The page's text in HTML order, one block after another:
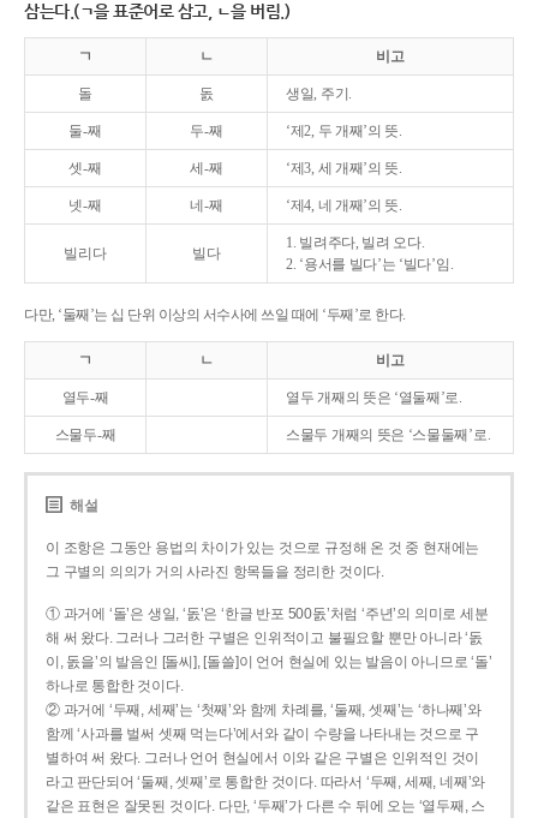
삼는다.(ㄱ을 표준어로 삼고, ㄴ을 버림.)
ㄱ ㄴ 비고
돌 돐 생일, 주기.
둘-째 두-째 ‘제2, 두 개째’의 뜻.
셋-째 세-째 ‘제3, 세 개째’의 뜻.
넷-째 네-째 ‘제4, 네 개째’의 뜻.
빌리다 빌다
1. 빌려주다, 빌려 오다.
2. ‘용서를 빌다’는 ‘빌다’임.
다만, ‘둘째’는 십 단위 이상의 서수사에 쓰일 때에 ‘두째’로 한다.
ㄱ ㄴ 비고
열두-째 열두 개째의 뜻은 ‘열둘째’로.
스물두-째 스물두 개째의 뜻은 ‘스물둘째’로.
해설
이 조항은 그동안 용법의 차이가 있는 것으로 규정해 온 것 중 현재에는
그 구별의 의의가 거의 사라진 항목들을 정리한 것이다.
① 과거에 ‘돌’은 생일, ‘돐’은 ‘한글 반포 500돐’처럼 ‘주년’의 의미로 세분
해 써 왔다. 그러나 그러한 구별은 인위적이고 불필요할 뿐만 아니라 ‘돐
이, 돐을’의 발음인 [돌씨], [돌쓸]이 언어 현실에 있는 발음이 아니므로 ‘돌’
하나로 통합한 것이다.
② 과거에 ‘두째, 세째’는 ‘첫째’와 함께 차례를, ‘둘째, 셋째’는 ‘하나째’와
함께 ‘사과를 벌써 셋째 먹는다’에서와 같이 수량을 나타내는 것으로 구
별하여 써 왔다. 그러나 언어 현실에서 이와 같은 구별은 인위적인 것이
라고 판단되어 ‘둘째, 셋째’로 통합한 것이다. 따라서 ‘두째, 세째, 네째’와
같은 표현은 잘못된 것이다. 다만, ‘두째’가 다른 수 뒤에 오는 ‘열두째, 스